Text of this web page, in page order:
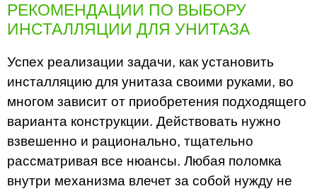
РЕКОМЕНДАЦИИ ПО ВЫБОРУ
ИНСТАЛЛЯЦИИ ДЛЯ УНИТАЗА
Успех реализации задачи, как установить
инсталляцию для унитаза своими руками, во
многом зависит от приобретения подходящего
варианта конструкции. Действовать нужно
взвешенно и рационально, тщательно
рассматривая все нюансы. Любая поломка
внутри механизма влечет за собой нужду не